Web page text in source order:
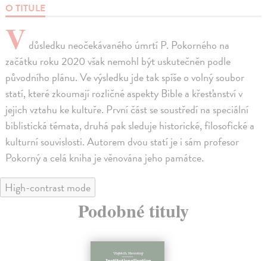
O TITULE
V důsledku neočekávaného úmrtí P. Pokorného na
začátku roku 2020 však nemohl být uskutečněn podle
původního plánu. Ve výsledku jde tak spíše o volný soubor
statí, které zkoumají rozličné aspekty Bible a křesťanství v
jejich vztahu ke kultuře. První část se soustředí na speciální
biblistická témata, druhá pak sleduje historické, filosofické a
kulturní souvislosti. Autorem dvou statí je i sám profesor
Pokorný a celá kniha je věnována jeho památce.
High-contrast mode
Podobné tituly